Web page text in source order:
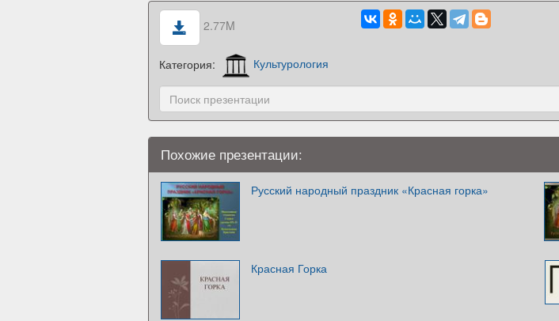
2.77M
Категория: Культурология
Похожие презентации:
Русский народный праздник «Красная горка»
Красная Горка